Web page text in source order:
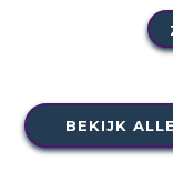
BEKIJK